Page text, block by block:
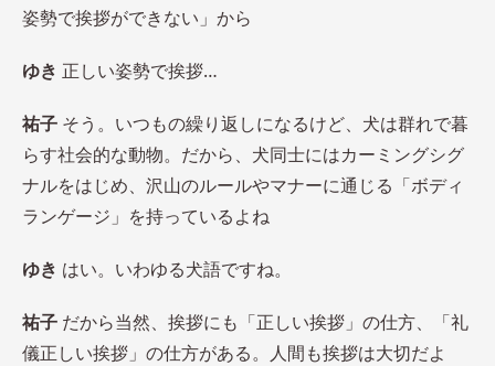
姿勢で挨拶ができない」から
ゆき 正しい姿勢で挨拶…
祐子 そう。いつもの繰り返しになるけど、犬は群れで暮
らす社会的な動物。だから、犬同士にはカーミングシグ
ナルをはじめ、沢山のルールやマナーに通じる「ボディ
ランゲージ」を持っているよね
ゆき はい。いわゆる犬語ですね。
祐子 だから当然、挨拶にも「正しい挨拶」の仕方、「礼
儀正しい挨拶」の仕方がある。人間も挨拶は大切だよ